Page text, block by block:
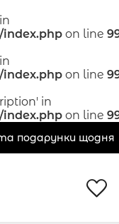
on line
on line
in
on line
подарунки щодня